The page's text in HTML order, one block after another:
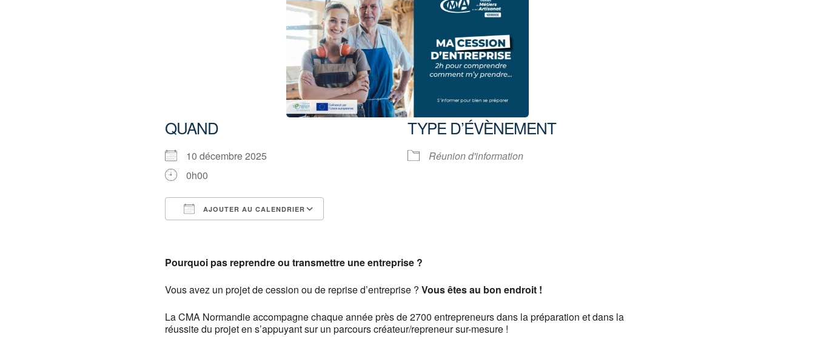
QUAND
10 décembre 2025
0h00
AJOUTER AU CALENDRIER
TYPE D’ÉVÈNEMENT
Réunion d'information
Pourquoi pas reprendre ou transmettre une entreprise ?
Vous avez un projet de cession ou de reprise d’entreprise ? Vous êtes au bon endroit !
La CMA Normandie accompagne chaque année près de 2700 entrepreneurs dans la préparation et dans la
réussite du projet en s’appuyant sur un parcours créateur/repreneur sur-mesure !